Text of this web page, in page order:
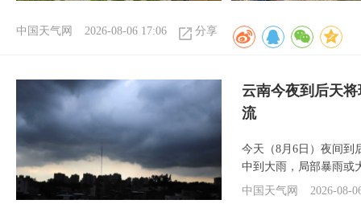
中国天气网 2026-08-06 17:06 分享
云南今夜到后天
流
今天（8月6日）夜间到
中到大雨，局部暴雨或
中国天气网
2026-08-